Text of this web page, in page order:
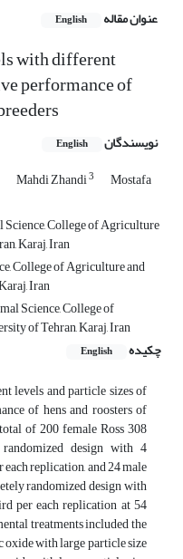
عنوان مقاله English
with different
‎performance of
نویسندگان English
Mahdi Zhandi3 Mostafa
College of Agriculture
Karaj, Iran‎
College of Agriculture and
Iran‎
Science, College of
of Tehran, Karaj, ‎Iran
چکیده
English
levels and particle sizes of
of hens and roosters of
of 200 female Ross 308
design with 4
replication, and 24 male
randomized design with
per each replication at 54
treatments included the
with large particle size